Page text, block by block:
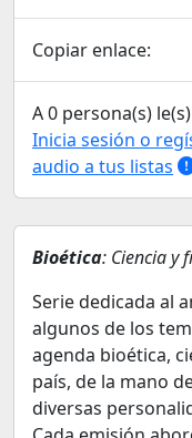
Copiar enlace:
A 0 persona(s)
Inicia sesión o
audio a tus listas
Bioética: Ciencia y
Serie dedicada al
algunos de los
agenda bioética,
país, de la mano
diversas